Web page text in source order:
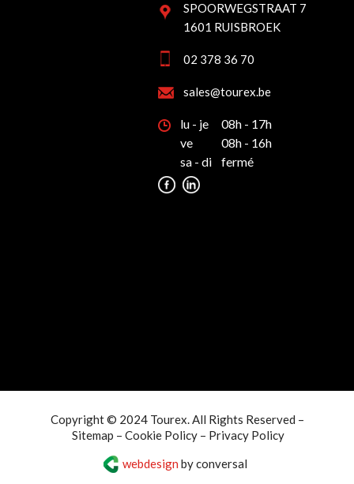
SPOORWEGSTRAAT 7
1601 RUISBROEK
02 378 36 70
sales@tourex.be
lu - je
08h - 17h
ve
08h - 16h
sa - di
fermé
Copyright © 2024 Tourex. All Rights Reserved –
Sitemap – Cookie Policy – Privacy Policy
webdesign by conversal